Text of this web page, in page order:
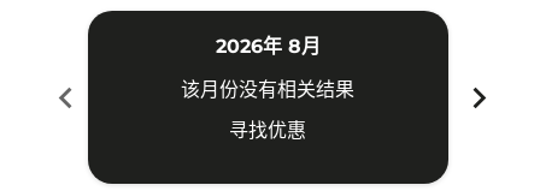
chevron_left
2026年 8月
该月份没有相关结果
寻找优惠
chevron_right